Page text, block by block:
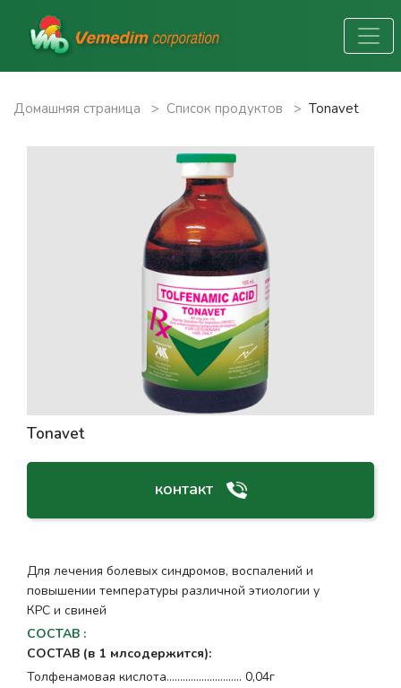
Домашняя страница > Список продуктов > Tonavet
Tonavet
контакт
Для лечения болевых синдромов, воспалений и
повышении температуры различной этиологии у
КРС и свиней
СОСТАВ :
СОСТАВ (в 1 млсодержится):
Толфенамовая кислота....…………………... 0,04г